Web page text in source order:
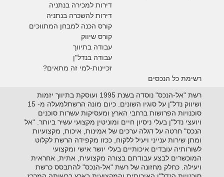
דירות למכירה בנתניה
דירות להשכרה בנתניה
קורס הכנה למבחן המתווכים
קורס שיווק
עבודה בתיווך
עבודה בנדל"ן
זכיינות-למי זה מתאים?
רשימת כל הנכסים
רשת "אל-הנכס" נוסדה בשנת 1995 ועוסקת בתיווך יזמות
ושיווק נדל"ן על סוגיו השונים. כיום מונה הרשתלמעלה מ- 15
סוכנויות הפרושות ברחבי הארץ ומעסיקות עשרות סוכנים
ויועצי נדל"ן בעלי ניסיון חיים ומוניטין מקצועי עשיר ביותר. "אל
הנכס" חרטה על דגלה ערכים של אמינות, איכות, מקצועיות
ומתן שירות ענייני ויעיל ללקוח, ככזו מקפידה הרשת לקלוט
לשורותיה עובדים איכותיים בעלי יושר אישי ומקצועי
המוכשרים לבצע עבודתם בצורה מקצועית, אתית, אחראית
ויעילה. כחלק מחזונה של רשת "אל-הנכס" להתבסס כרשת